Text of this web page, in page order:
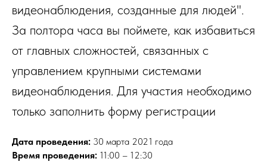
видеонаблюдения, созданные для людей".
За полтора часа вы поймете, как избавиться
от главных сложностей, связанных с
управлением крупными системами
видеонаблюдения. Для участия необходимо
только заполнить форму регистрации
Дата проведения: 30 марта 2021 года
Время проведения: 11:00 – 12:30